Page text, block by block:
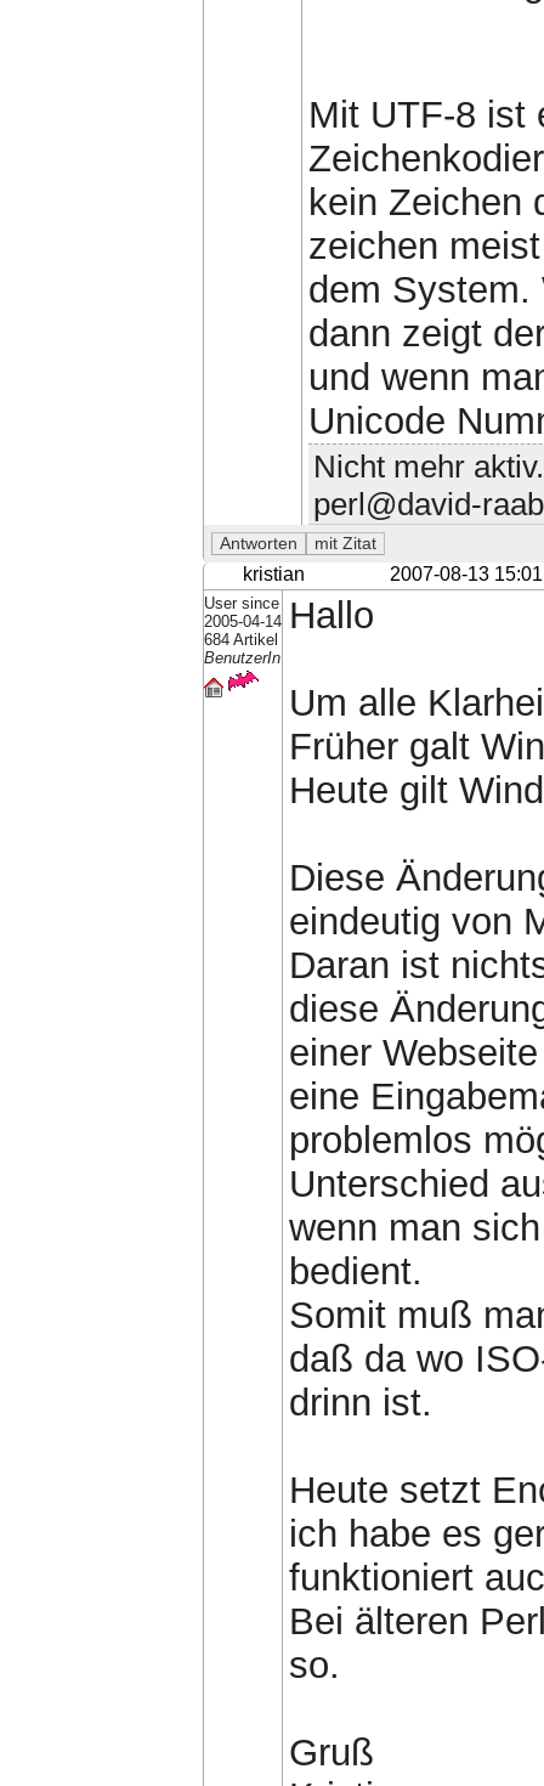
Mit UTF-8 ist
kein Zeichen
zeichen
dem System.
dann zeigt
und wenn
Unicode
Nicht mehr
perl@david-
kristian 2007-08-13 15:01
User since
2005-04-14
684 Artikel
BenutzerIn
Hallo
Um alle
Früher galt
Heute gilt
Diese
eindeutig von
Daran ist
diese
einer
eine
problemlos
Unterschied
wenn man
bedient.
Somit muß
daß da wo
drinn ist.
Heute setzt
ich habe es
funktioniert
Bei älteren
so.
Gruß